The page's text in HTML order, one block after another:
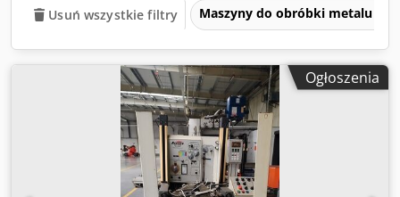
Usuń wszystkie filtry Maszyny do obróbki metalu i
Ogłoszenia